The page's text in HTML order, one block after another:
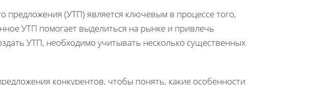
предложения (УТП) является ключевым в процессе того,
УТП помогает выделиться на рынке и привлечь
УТП, необходимо учитывать несколько существенных
конкурентов, чтобы понять, какие особенности